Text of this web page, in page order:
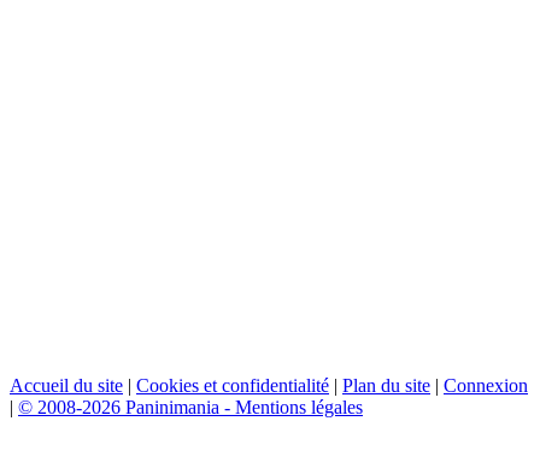
Accueil du site | Cookies et confidentialité | Plan du site | Connexion
| © 2008-2026 Paninimania - Mentions légales